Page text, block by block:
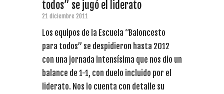
todos” se jugó el liderato
21 diciembre 2011
Los equipos de la Escuela “Baloncesto
para todos” se despidieron hasta 2012
con una jornada intensísima que nos dio un
balance de 1-1, con duelo incluido por el
liderato. Nos lo cuenta con detalle su